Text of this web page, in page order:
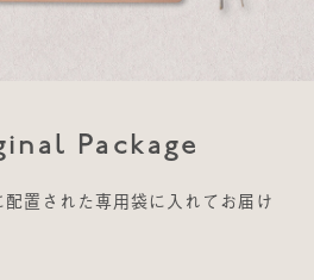
Package
置された専用袋に入れてお届け